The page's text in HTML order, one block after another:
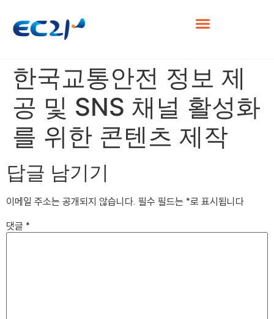
한국교통안전 정보 제
공 및 SNS 채널 활성화
를 위한 콘텐츠 제작
답글 남기기
이메일 주소는 공개되지 않습니다. 필수 필드는 *로 표시됩니다
댓글 *